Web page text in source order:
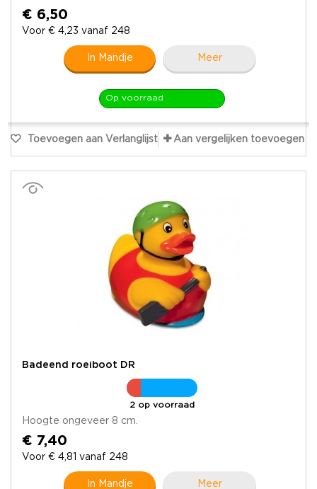
€ 6,50
Voor € 4,23 vanaf 248
In Mandje Meer
Op voorraad
Toevoegen aan Verlanglijst Aan vergelijken toevoegen
Badeend roeiboot DR
2 op voorraad
Hoogte ongeveer 8 cm.
€ 7,40
Voor € 4,81 vanaf 248
In Mandje Meer